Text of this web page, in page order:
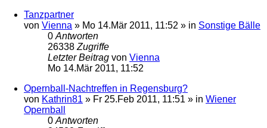
Tanzpartner
von Vienna » Mo 14.Mär 2011, 11:52 » in Sonstige Bälle
0 Antworten
26338 Zugriffe
Letzter Beitrag von Vienna
Mo 14.Mär 2011, 11:52
Opernball-Nachtreffen in Regensburg?
von Kathrin81 » Fr 25.Feb 2011, 11:51 » in Wiener
Opernball
0 Antworten